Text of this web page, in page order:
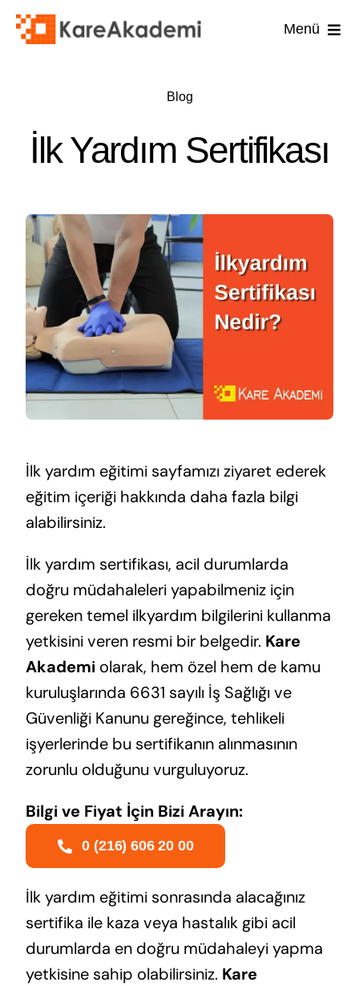
Skip
Menü
Blog
İlk Yardım Sertifikası
İlk yardım eğitimi sayfamızı ziyaret ederek
eğitim içeriği hakkında daha fazla bilgi
alabilirsiniz.
İlk yardım sertifikası, acil durumlarda
doğru müdahaleleri yapabilmeniz için
gereken temel ilkyardım bilgilerini kullanma
yetkisini veren resmi bir belgedir. Kare
Akademi olarak, hem özel hem de kamu
kuruluşlarında 6631 sayılı İş Sağlığı ve
Güvenliği Kanunu gereğince, tehlikeli
işyerlerinde bu sertifikanın alınmasının
zorunlu olduğunu vurguluyoruz.
Bilgi ve Fiyat İçin Bizi Arayın:
0 (216) 606 20 00
İlk yardım eğitimi sonrasında alacağınız
sertifika ile kaza veya hastalık gibi acil
durumlarda en doğru müdahaleyi yapma
yetkisine sahip olabilirsiniz. Kare